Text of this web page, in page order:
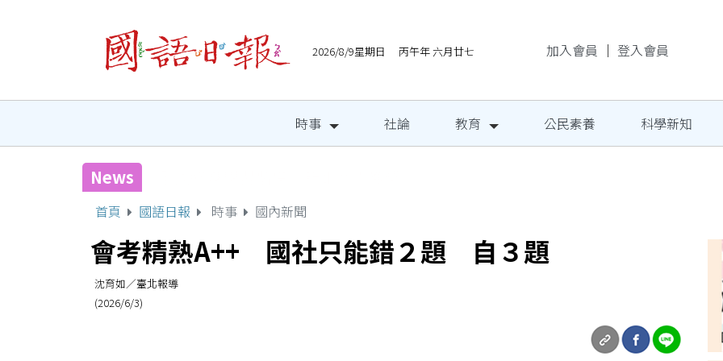
2026/8/9星期日 丙午年 六月廿七 加入會員 ｜ 登入會員
時事 社論 教育 公民素養 科學新知
News
首頁 國語日報 時事 國內新聞
會考精熟A++ 國社只能錯２題 自３題
沈育如／臺北報導
(2026/6/3)